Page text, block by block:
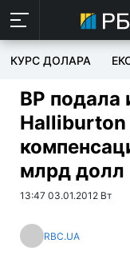
КУРС ДОЛАРА
BP подала
Halliburton
млрд долл
13:47 03.01.2012 Вт
RBC.UA